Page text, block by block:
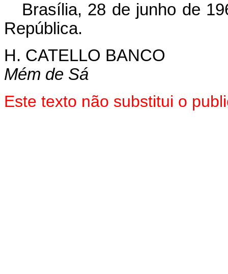
Brasília, 28 de junho de
República.
H. CATELLO BANCO
Mém de Sá
Este texto não substitui o